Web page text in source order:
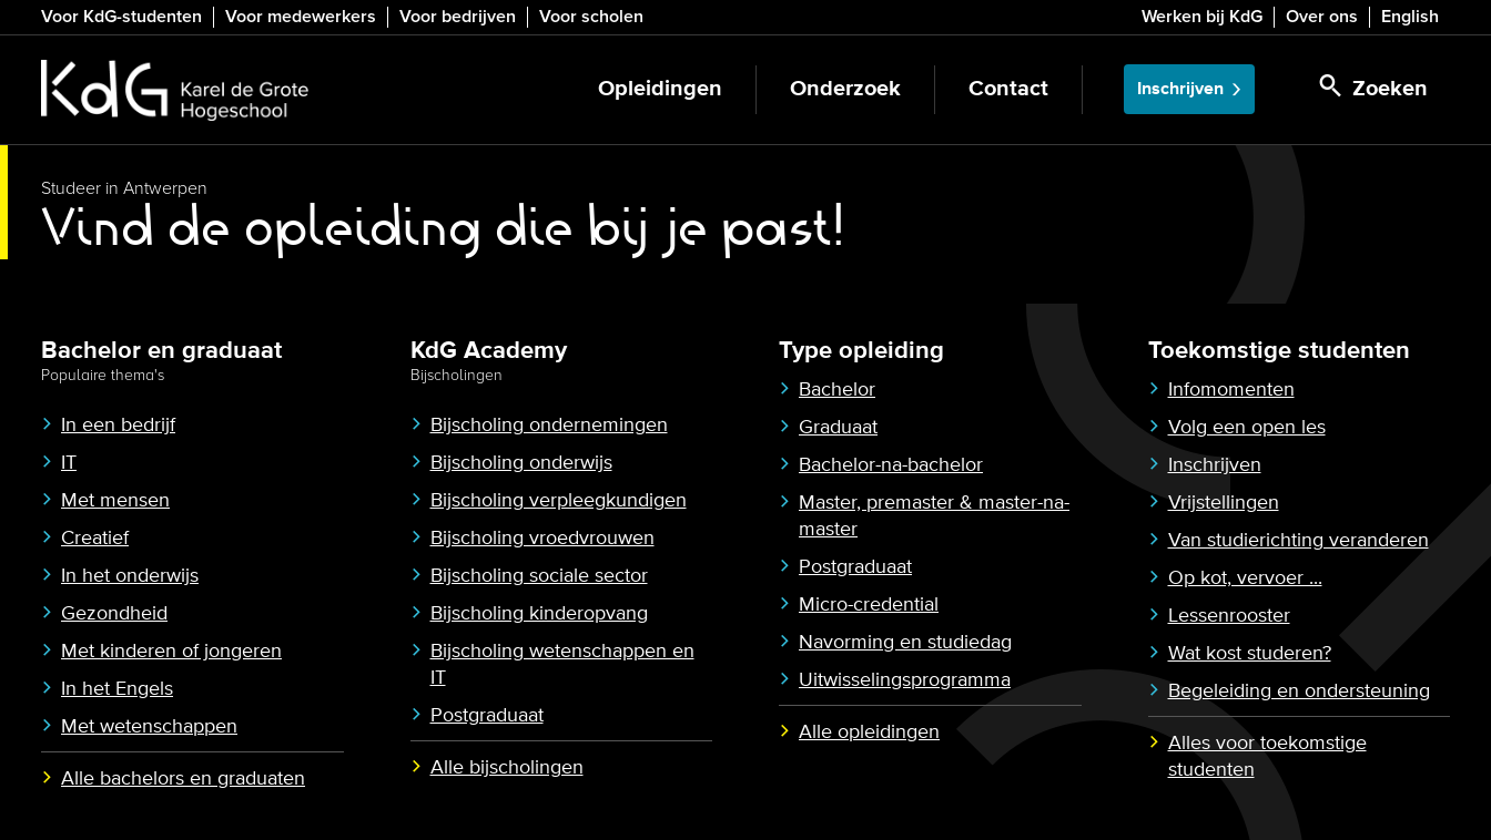
to
main
content
Voor KdG-studenten Voor medewerkers Voor bedrijven Voor scholen Werken bij KdG Over ons English
Zoeken
Opleidingen Onderzoek Contact Inschrijven
Studeer in Antwerpen
Vind de opleiding die bij je past!
Bachelor en graduaat
Populaire thema's
In een bedrijf
IT
Met mensen
Creatief
In het onderwijs
Gezondheid
Met kinderen of jongeren
In het Engels
Met wetenschappen
Alle bachelors en graduaten
KdG Academy
Bijscholingen
Bijscholing ondernemingen
Bijscholing onderwijs
Bijscholing verpleegkundigen
Bijscholing vroedvrouwen
Bijscholing sociale sector
Bijscholing kinderopvang
Bijscholing wetenschappen en
IT
Postgraduaat
Alle bijscholingen
Type opleiding
Bachelor
Graduaat
Bachelor-na-bachelor
Master, premaster & master-na-
master
Postgraduaat
Micro-credential
Navorming en studiedag
Uitwisselingsprogramma
Alle opleidingen
Toekomstige studenten
Infomomenten
Volg een open les
Inschrijven
Vrijstellingen
Van studierichting veranderen
Op kot, vervoer ...
Lessenrooster
Wat kost studeren?
Begeleiding en ondersteuning
Alles voor toekomstige
studenten